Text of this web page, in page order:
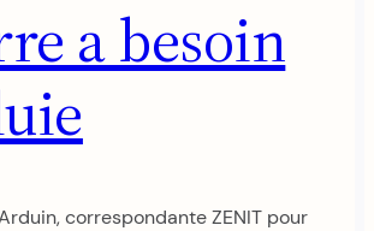
a besoin
correspondante ZENIT pour